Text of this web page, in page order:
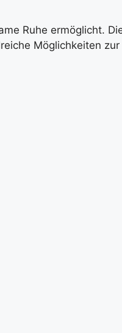
Ruhe ermöglicht.
Möglichkeiten